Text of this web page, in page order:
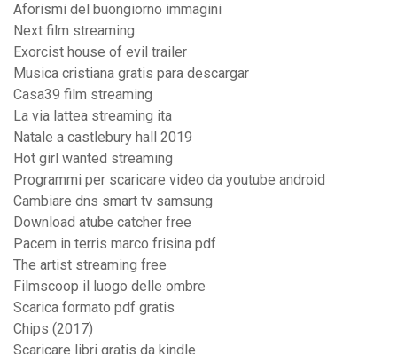
Aforismi del buongiorno immagini
Next film streaming
Exorcist house of evil trailer
Musica cristiana gratis para descargar
Casa39 film streaming
La via lattea streaming ita
Natale a castlebury hall 2019
Hot girl wanted streaming
Programmi per scaricare video da youtube android
Cambiare dns smart tv samsung
Download atube catcher free
Pacem in terris marco frisina pdf
The artist streaming free
Filmscoop il luogo delle ombre
Scarica formato pdf gratis
Chips (2017)
Scaricare libri gratis da kindle